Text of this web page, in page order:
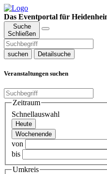
Das Eventportal für
Suche
Schließen
suchen Detailsuche
Veranstaltungen suchen
Zeitraum
Schnellauswahl
Heute
Wochenende
von
bis
Umkreis